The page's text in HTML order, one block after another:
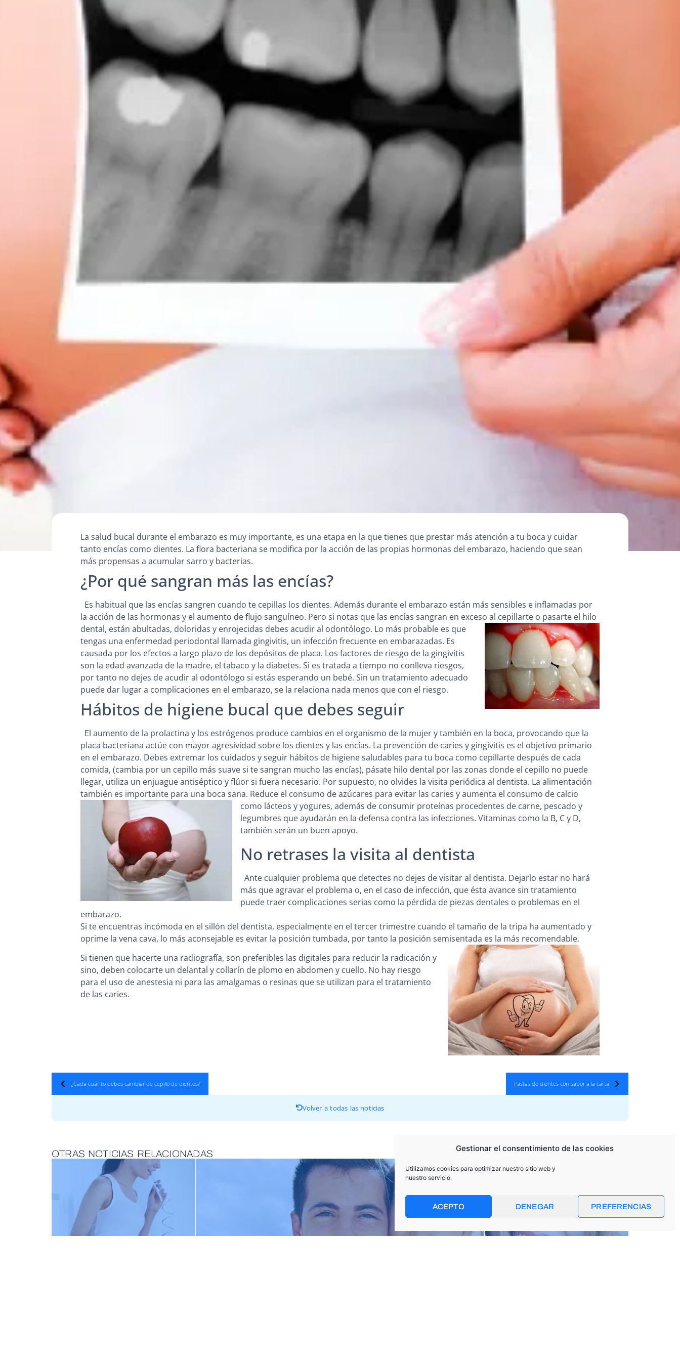
Gestionar el consentimiento de las cookies
Utilizamos cookies para optimizar nuestro sitio web y
nuestro servicio.
ACEPTO DENEGAR PREFERENCIAS
La salud bucal durante el embarazo es muy importante, es una etapa en la que tienes que prestar más atención a tu boca y cuidar
tanto encías como dientes. La flora bacteriana se modifica por la acción de las propias hormonas del embarazo, haciendo que sean
más propensas a acumular sarro y bacterias.
¿Por qué sangran más las encías?
Es habitual que las encías sangren cuando te cepillas los dientes. Además durante el embarazo están más sensibles e inflamadas por
la acción de las hormonas y el aumento de flujo sanguíneo. Pero si notas que las encías sangran en exceso al cepillarte o pasarte el hilo
dental, están abultadas, doloridas y enrojecidas debes acudir al odontólogo. Lo más probable es que
tengas una enfermedad periodontal llamada gingivitis, un infección frecuente en embarazadas. Es
causada por los efectos a largo plazo de los depósitos de placa. Los factores de riesgo de la gingivitis
son la edad avanzada de la madre, el tabaco y la diabetes. Si es tratada a tiempo no conlleva riesgos,
por tanto no dejes de acudir al odontólogo si estás esperando un bebé. Sin un tratamiento adecuado
puede dar lugar a complicaciones en el embarazo, se la relaciona nada menos que con el riesgo.
Hábitos de higiene bucal que debes seguir
El aumento de la prolactina y los estrógenos produce cambios en el organismo de la mujer y también en la boca, provocando que la
placa bacteriana actúe con mayor agresividad sobre los dientes y las encías. La prevención de caries y gingivitis es el objetivo primario
en el embarazo. Debes extremar los cuidados y seguir hábitos de higiene saludables para tu boca como cepillarte después de cada
comida, (cambia por un cepillo más suave si te sangran mucho las encías), pásate hilo dental por las zonas donde el cepillo no puede
llegar, utiliza un enjuague antiséptico y flúor si fuera necesario. Por supuesto, no olvides la visita periódica al dentista. La alimentación
también es importante para una boca sana. Reduce el consumo de azúcares para evitar las caries y aumenta el consumo de calcio
como lácteos yyogures, además de consumir proteínas procedentes de carne, pescado y
legumbres que ayudarán en la defensa contra las infecciones. Vitaminas como la B, C y D,
también serán un buen apoyo.
No retrases la visita al dentista
Ante cualquier problema que detectes no dejes de visitar al dentista. Dejarlo estar no hará
más que agravar el problema o, en el caso de infección, que ésta avance sin tratamiento
puede traer complicaciones serias como la pérdida de piezas dentales o problemas en el
embarazo.
Si te encuentras incómoda en el sillón del dentista, especialmente en el tercer trimestre cuando el tamaño de la tripa ha aumentado y
oprime la vena cava, lo más aconsejable es evitar la posición tumbada, por tanto la posición semisentada es la más recomendable.
Si tienen que hacerte una radiografía, son preferibles las digitales para reducir la radicación y
sino, deben colocarte un delantal y collarín de plomo en abdomen y cuello. No hay riesgo
para el uso de anestesia ni para las amalgamas o resinas que se utilizan para el tratamiento
de las caries.
¿Cada cuánto debes cambiar de cepillo de dientes? Pastas de dientes con sabor a la carta
Volver a todas las noticias
OTRAS NOTICIAS RELACIONADAS